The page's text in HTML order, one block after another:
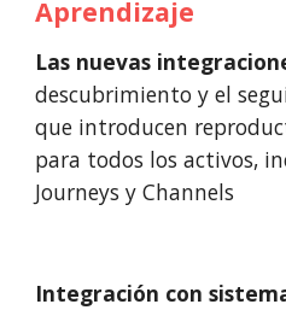
Aprendizaje
Las nuevas
descubrimiento y el
que introducen
para todos los activos,
Journeys y Channels
Integración con